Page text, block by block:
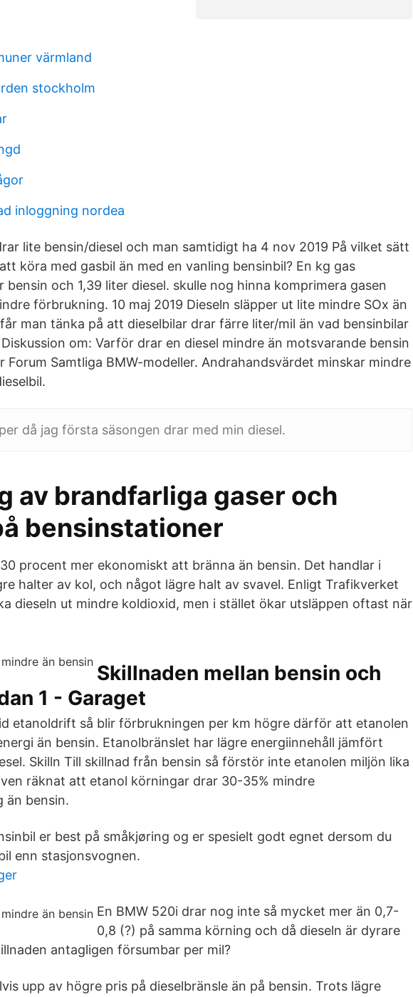
värmland
stockholm
inloggning nordea
lite bensin/diesel och man samtidigt ha 4 nov 2019 På vilket sätt
köra med gasbil än med en vanling bensinbil? En kg gas
bensin och 1,39 liter diesel. skulle nog hinna komprimera gasen
förbrukning. 10 maj 2019 Dieseln släpper ut lite mindre SOx än
man tänka på att dieselbilar drar färre liter/mil än vad bensinbilar
om: Varför drar en diesel mindre än motsvarande bensin
Forum Samtliga BMW-modeller. Andrahandsvärdet minskar mindre
då jag första säsongen drar med min diesel.
av brandfarliga gaser och
bensinstationer
procent mer ekonomiskt att bränna än bensin. Det handlar i
halter av kol, och något lägre halt av svavel. Enligt Trafikverket
dieseln ut mindre koldioxid, men i stället ökar utsläppen oftast när
Skillnaden mellan bensin och
1 - Garaget
etanoldrift så blir förbrukningen per km högre därför att etanolen
än bensin. Etanolbränslet har lägre energiinnehåll jämfört
Skilln Till skillnad från bensin så förstör inte etanolen miljön lika
räknat att etanol körningar drar 30-35% mindre
än bensin.
er best på småkjøring og er spesielt godt egnet dersom du
enn stasjonsvognen.
En BMW 520i drar nog inte så mycket mer än 0,7-
0,8 (?) på samma körning och då dieseln är dyrare
antagligen försumbar per mil?
upp av högre pris på dieselbränsle än på bensin. Trots lägre